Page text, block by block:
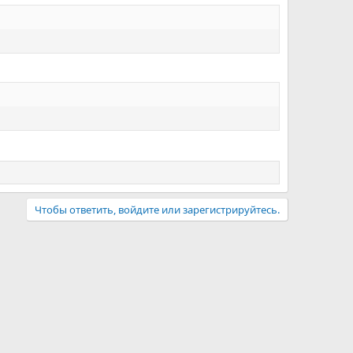
Чтобы ответить, войдите или зарегистрируйтесь.